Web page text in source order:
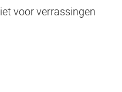
voor verrassingen